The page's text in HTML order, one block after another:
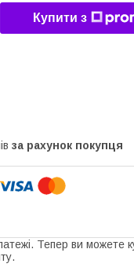
Купити з
за рахунок покупця
Тепер ви можете